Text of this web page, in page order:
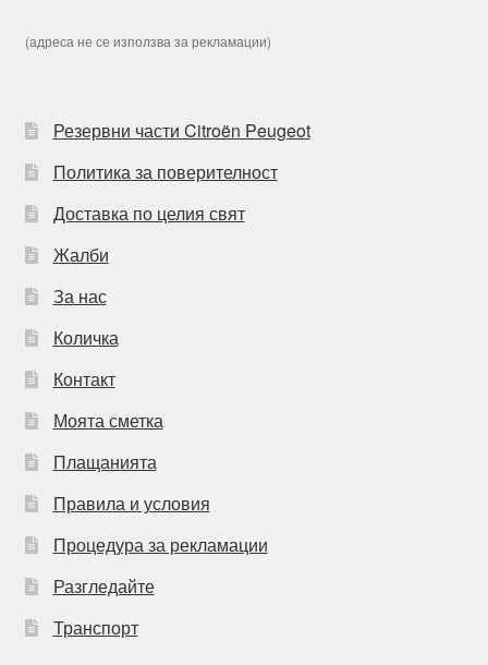
(адреса не се използва за рекламации)
Резервни части Citroën Peugeot
Политика за поверителност
Доставка по целия свят
Жалби
За нас
Количка
Контакт
Моята сметка
Плащанията
Правила и условия
Процедура за рекламации
Разгледайте
Транспорт